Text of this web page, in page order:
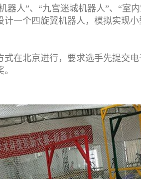
器人”、“九宫迷城机器人”、“室
一个四旋翼机器人，模拟实现
在北京进行，要求选手先提交